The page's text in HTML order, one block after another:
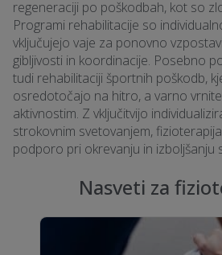
regeneraciji po poškodbah, kot so
Programi rehabilitacije so
vključujejo vaje za ponovno
gibljivosti in koordinacije. Posebno
tudi rehabilitaciji športnih poškodb,
osredotočajo na hitro, a varno
aktivnostim. Z vključitvijo
strokovnim svetovanjem,
podporo pri okrevanju in izboljšanju
Nasveti za